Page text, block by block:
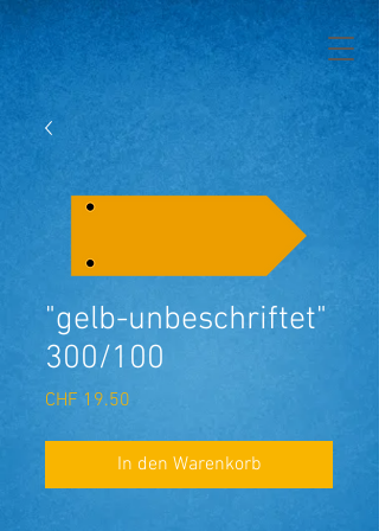
"gelb-unbeschriftet"
300/100
CHF 19.50
In den Warenkorb